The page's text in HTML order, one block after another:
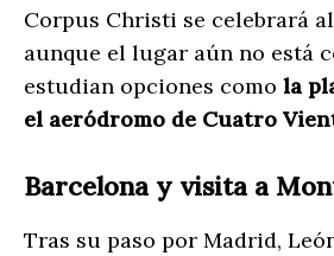
Corpus Christi se celebrará
aunque el lugar aún no está
estudian opciones como la
el aeródromo de Cuatro
Barcelona y visita a
Tras su paso por Madrid,